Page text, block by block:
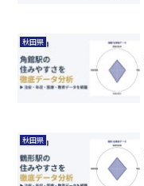
秋田県
秋田県